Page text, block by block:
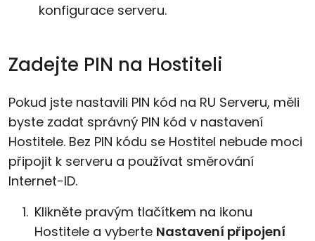
konfigurace serveru.
Zadejte PIN na Hostiteli
Pokud jste nastavili PIN kód na RU Serveru, měli
byste zadat správný PIN kód v nastavení
Hostitele. Bez PIN kódu se Hostitel nebude moci
připojit k serveru a používat směrování
Internet-ID.
Klikněte pravým tlačítkem na ikonu
Hostitele a vyberte Nastavení připojení